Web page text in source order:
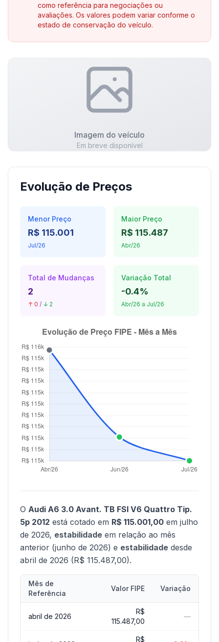
como referência para negociações ou
avaliações. Os valores podem variar conforme o
estado de conservação do veículo.
Imagem do veículo
Em breve disponível
Evolução de Preços
Menor Preço
R$ 115.001
Jul/26
Maior Preço
R$ 115.487
Abr/26
Total de Mudanças
2
↑ 0 / ↓ 2
Variação Total
-0.4%
Abr/26 a Jul/26
O Audi A6 3.0 Avant. TB FSI V6 Quattro Tip.
5p 2012 está cotado em R$ 115.001,00 em julho
de 2026, estabilidade em relação ao mês
anterior (junho de 2026) e estabilidade desde
abril de 2026 (R$ 115.487,00).
Mês de
Referência
Valor FIPE Variação
abril de 2026
R$
115.487,00
—
R$